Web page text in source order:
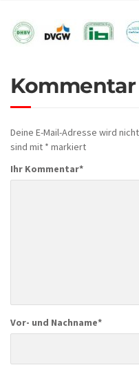
Deine E-Mail-Adresse wird
sind mit * markiert
Ihr Kommentar*
Vor- und Nachname*